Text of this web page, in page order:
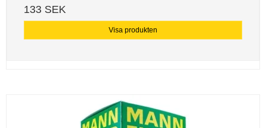
133 SEK
Visa produkten